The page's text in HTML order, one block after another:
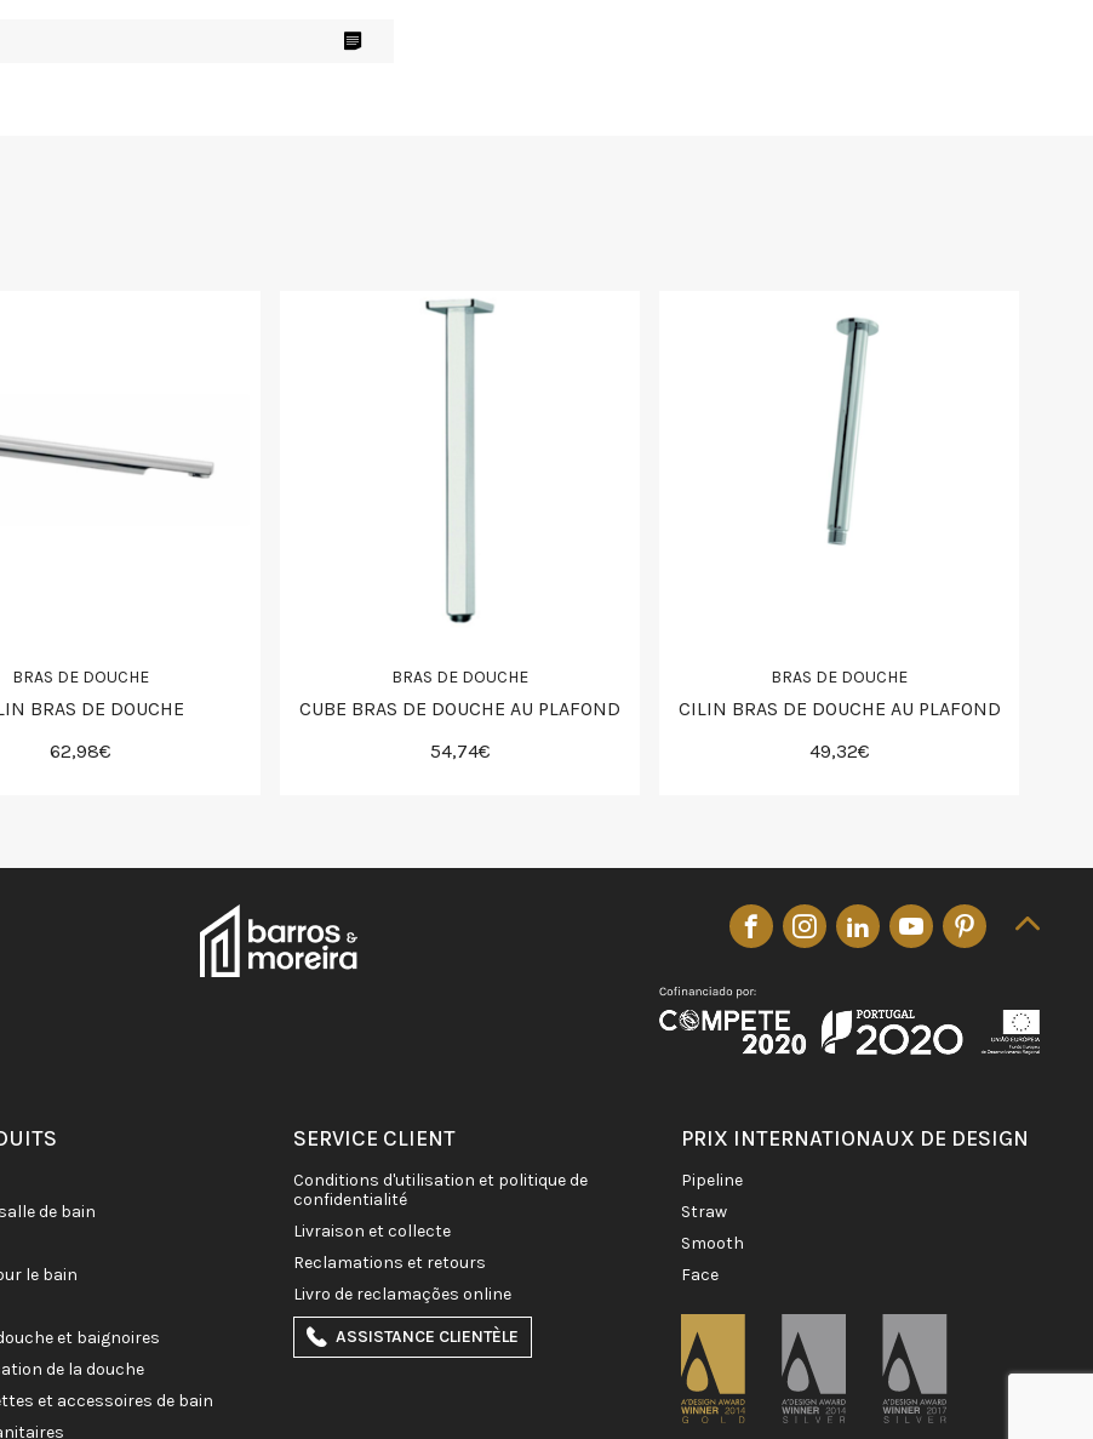
BRAS DE DOUCHE
BRAS DE DOUCHE
62,98€
BRAS DE DOUCHE
CUBE BRAS DE DOUCHE AU PLAFOND
54,74€
BRAS DE DOUCHE
CILIN BRAS DE DOUCHE AU PLAFOND
49,32€
salle de bain
le bain
et baignoires
de la douche
et accessoires de bain
SERVICE CLIENT
conditions d'utilisation et politique de
confidentialité
livraison et collecte
reclamations et retours
livro de reclamações online
ASSISTANCE CLIENTÈLE
PRIX INTERNATIONAUX DE DESIGN
pipeline
straw
smooth
face